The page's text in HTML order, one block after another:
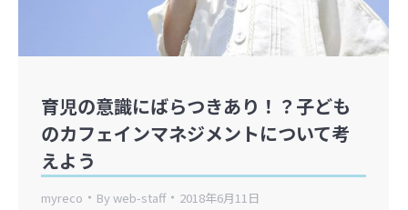
育児の意識にばらつきあり！？子ども
のカフェインマネジメントについて考
えよう
myreco Byweb-staff 2018年6月11日